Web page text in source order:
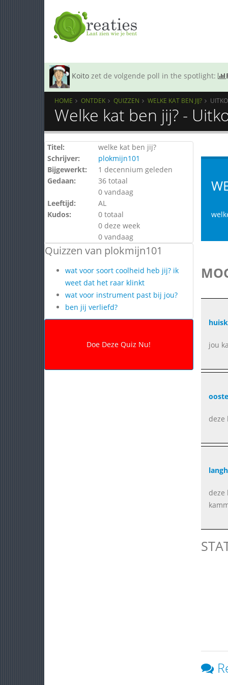
Koito zet de volgende poll in the spotlight:
HOME ONTDEK QUIZZEN WELKE KAT BEN JIJ?
Welke kat ben jij? -
Titel:
welke kat ben jij?
Schrijver:
plokmijn101
Bijgewerkt:
1 decennium geleden
Gedaan:
36 totaal
0 vandaag
Leeftijd:
AL
Kudos:
0 totaal
0 deze week
0 vandaag
Quizzen van plokmijn101
wat voor soort coolheid heb jij? ik
weet dat het raar klinkt
wat voor instrument past bij jou?
ben jij verliefd?
jou
deze
deze